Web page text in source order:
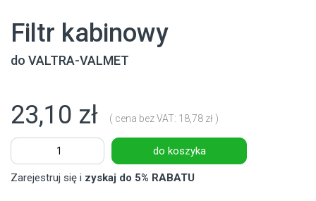
Filtr kabinowy
do VALTRA-VALMET
23,10 zł ( cena bez VAT: 18,78 zł )
do koszyka
Zarejestruj się i zyskaj do 5% RABATU